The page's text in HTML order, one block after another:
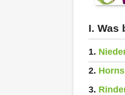
I. Was
1.
2.
3.